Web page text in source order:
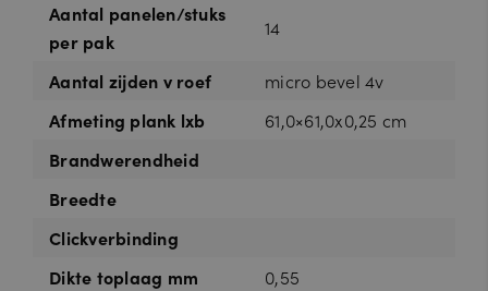
Aantal panelen/stuks
per pak
14
Aantal zijden v roef
micro bevel 4v
Afmeting plank lxb
61,0×61,0x0,25 cm
Brandwerendheid
Breedte
Clickverbinding
Dikte toplaag mm
0,55